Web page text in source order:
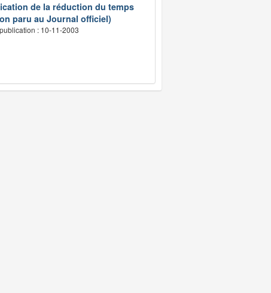
de la réduction du temps
paru au Journal officiel)
: 10-11-2003